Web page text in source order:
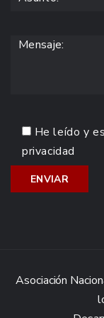
He leído y
privacidad
Asociación